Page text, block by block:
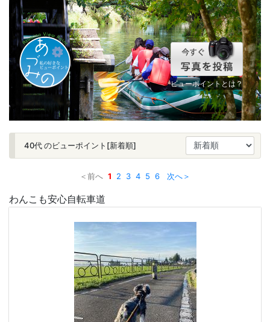
ビューポイントとは？
40代 のビューポイント[新着順]
＜前へ 1 2 3 4 5 6 次へ＞
わんこも安心自転車道